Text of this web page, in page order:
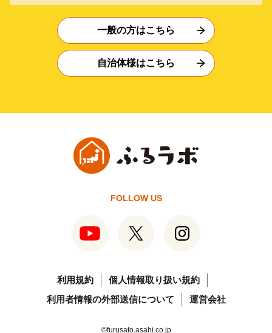
一般の方はこちら
自治体様はこちら
FOLLOW US
利用規約
個人情報取り扱い規約
利用者情報の外部送信について
運営会社
©furusato.asahi.co.jp